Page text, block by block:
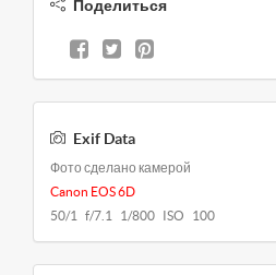
Поделиться
Exif Data
Фото сделано камерой
Canon EOS 6D
50/1 f/7.1 1/800 ISO 100